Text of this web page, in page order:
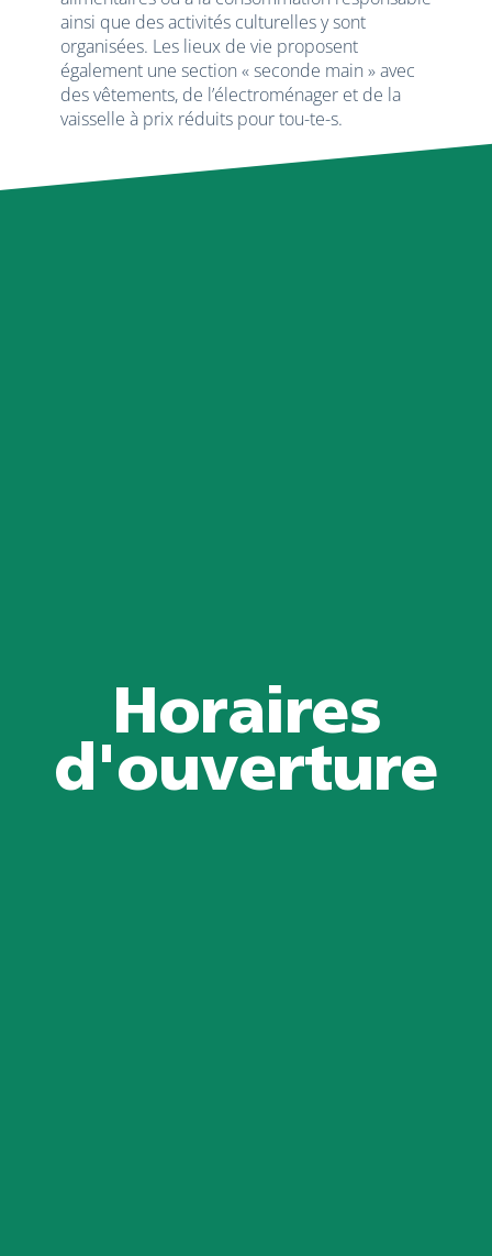
ainsi que des activités culturelles y sont
organisées. Les lieux de vie proposent
également une section « seconde main » avec
des vêtements, de l’électroménager et de la
vaisselle à prix réduits pour tou-te-s.
Horaires
d'ouverture